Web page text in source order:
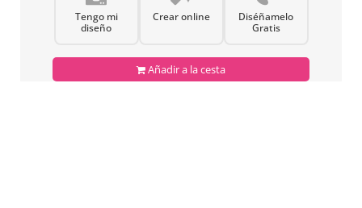
Tengo mi
diseño
Crear online
Diséñamelo
Gratis
Añadir a la cesta